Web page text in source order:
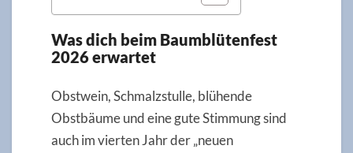
Was dich beim Baumblütenfest
2026 erwartet
Obstwein, Schmalzstulle, blühende
Obstbäume und eine gute Stimmung sind
auch im vierten Jahr der „neuen